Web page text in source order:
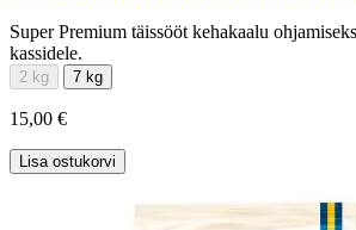
Super Premium täissööt kehakaalu
kassidele.
2 kg 7 kg
15,00 €
Lisa ostukorvi